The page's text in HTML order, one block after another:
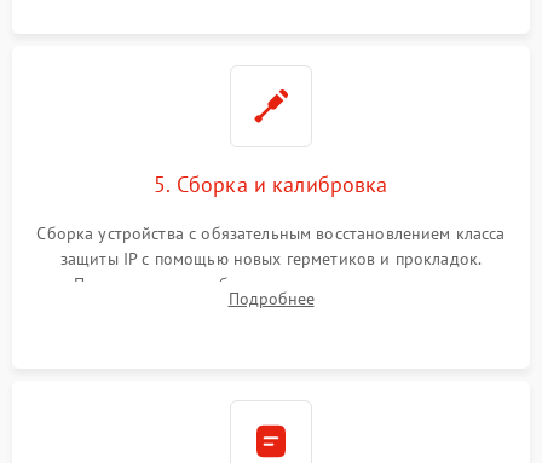
5. Сборка и калибровка
Сборка устройства с обязательным восстановлением класса
защиты IP с помощью новых герметиков и прокладок.
Программная калибровка матрицы по эталонному
абсолютно черному телу для точного измерения температур.
Подробнее